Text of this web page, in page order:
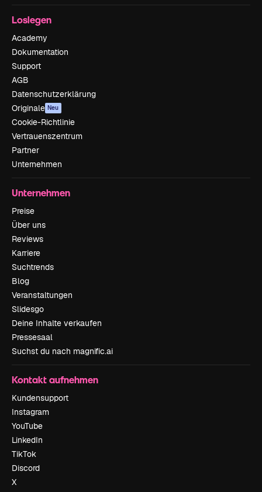
Loslegen
Academy
Dokumentation
Support
AGB
Datenschutzerklärung
Originale Neu
Cookie-Richtlinie
Vertrauenszentrum
Partner
Unternehmen
Unternehmen
Preise
Über uns
Reviews
Karriere
Suchtrends
Blog
Veranstaltungen
Slidesgo
Deine Inhalte verkaufen
Pressesaal
Suchst du nach magnific.ai
Kontakt aufnehmen
Kundensupport
Instagram
YouTube
LinkedIn
TikTok
Discord
X